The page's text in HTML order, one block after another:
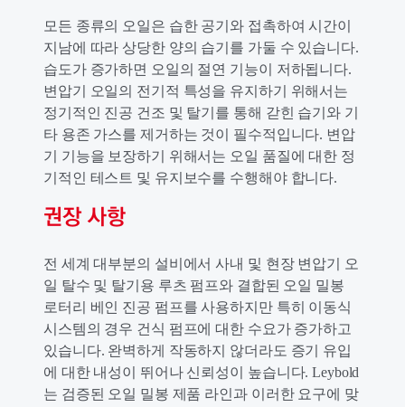
모든 종류의 오일은 습한 공기와 접촉하여 시간이
지남에 따라 상당한 양의 습기를 가둘 수 있습니다.
습도가 증가하면 오일의 절연 기능이 저하됩니다.
변압기 오일의 전기적 특성을 유지하기 위해서는
정기적인 진공 건조 및 탈기를 통해 갇힌 습기와 기
타 용존 가스를 제거하는 것이 필수적입니다. 변압
기 기능을 보장하기 위해서는 오일 품질에 대한 정
기적인 테스트 및 유지보수를 수행해야 합니다.
권장 사항
전 세계 대부분의 설비에서 사내 및 현장 변압기 오
일 탈수 및 탈기용 루츠 펌프와 결합된 오일 밀봉
로터리 베인 진공 펌프를 사용하지만 특히 이동식
시스템의 경우 건식 펌프에 대한 수요가 증가하고
있습니다. 완벽하게 작동하지 않더라도 증기 유입
에 대한 내성이 뛰어나 신뢰성이 높습니다. Leybold
는 검증된 오일 밀봉 제품 라인과 이러한 요구에 맞